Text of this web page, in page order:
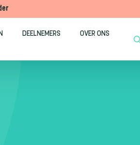
DEELNEMERS OVER ONS